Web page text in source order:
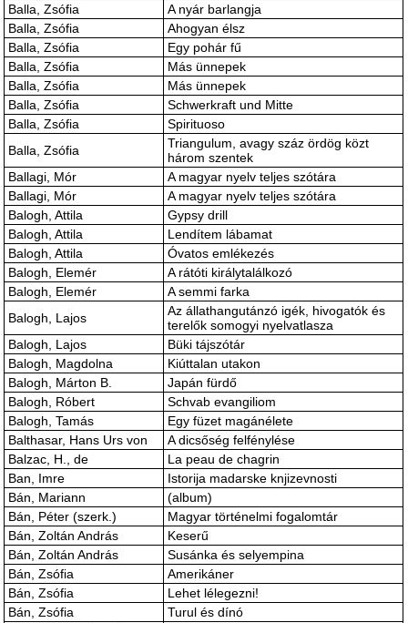
Balla, Zsófia
A nyár barlangja
Balla, Zsófia
Ahogyan élsz
Balla, Zsófia
Egy pohár fű
Balla, Zsófia
Más ünnepek
Balla, Zsófia
Más ünnepek
Balla, Zsófia
Schwerkraft und Mitte
Balla, Zsófia
Spirituoso
Balla, Zsófia
Triangulum, avagy száz ördög közt
három szentek
Ballagi, Mór
A magyar nyelv teljes szótára
Ballagi, Mór
A magyar nyelv teljes szótára
Balogh, Attila
Gypsy drill
Balogh, Attila
Lendítem lábamat
Balogh, Attila
Óvatos emlékezés
Balogh, Elemér
A rátóti királytalálkozó
Balogh, Elemér
A semmi farka
Balogh, Lajos
Az állathangutánzó igék, hivogatók és
terelők somogyi nyelvatlasza
Balogh, Lajos
Büki tájszótár
Balogh, Magdolna
Kiúttalan utakon
Balogh, Márton B.
Japán fürdő
Balogh, Róbert
Schvab evangiliom
Balogh, Tamás
Egy füzet magánélete
Balthasar, Hans Urs von
A dicsőség felfénylése
Balzac, H., de
La peau de chagrin
Ban, Imre
Istorija madarske knjizevnosti
Bán, Mariann
(album)
Bán, Péter (szerk.)
Magyar történelmi fogalomtár
Bán, Zoltán András
Keserű
Bán, Zoltán András
Susánka és selyempina
Bán, Zsófia
Amerikáner
Bán, Zsófia
Lehet lélegezni!
Bán, Zsófia
Turul és dínó